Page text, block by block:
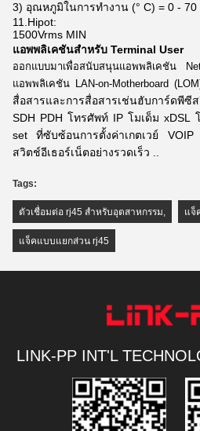
3) อุณหภูมิในการทำงาน (° C) = 0 - 70
11.Hipot:
1500Vrms MIN
แอพพลิเคชันสำหรับ Terminal User
ออกแบบมาเพื่อสนับสนุนแอพพลิเคชัน
แอพพลิเคชัน LAN-on-Motherboard
สื่อสารและการสื่อสารเช่นฮับการ์ดพีซี
SDH PDH โทรศัพท์ IP โมเด็ม xDSL
set ที่ซับซ้อนการตั้งค่าเกตเวย์
สวิตช์อีเธอร์เน็ตอย่างรวดเร็ว ..
Tags:
ตัวเชื่อมต่อ rj45 สำหรับอุตสาหกรรม, แจ็
แจ็คแบบแยกส่วน rj45
LINK-PP INT'L